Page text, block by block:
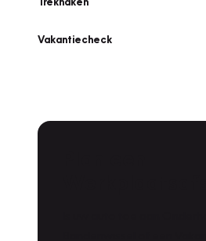
Vakantiecheck